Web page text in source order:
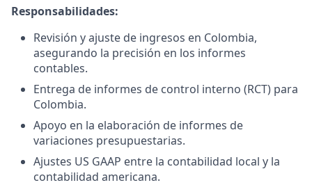
Responsabilidades:
Revisión y ajuste de ingresos en Colombia,
asegurando la precisión en los informes
contables.
Entrega de informes de control interno (RCT) para
Colombia.
Apoyo en la elaboración de informes de
variaciones presupuestarias.
Ajustes US GAAP entre la contabilidad local y la
contabilidad americana.